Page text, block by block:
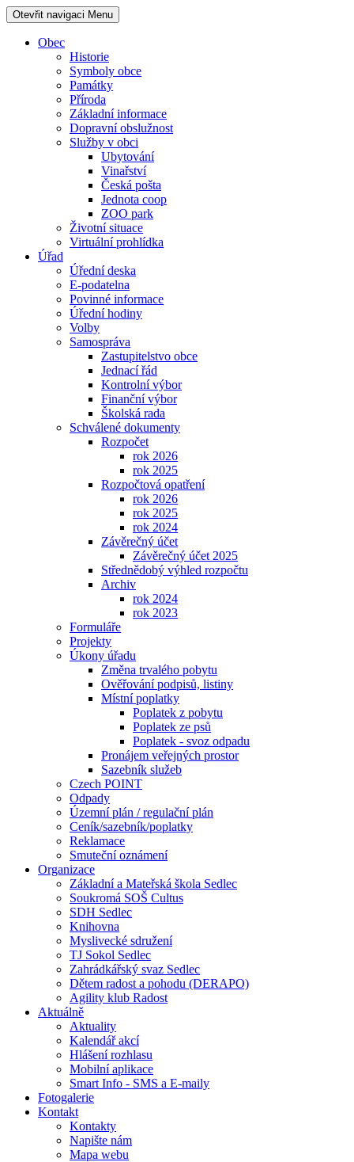
Otevřit navigaci Menu
Obec
Historie
Symboly obce
Památky
Příroda
Základní informace
Dopravní obslužnost
Služby v obci
Ubytování
Vinařství
Česká pošta
Jednota coop
ZOO park
Životní situace
Virtuální prohlídka
Úřad
Úřední deska
E-podatelna
Povinné informace
Úřední hodiny
Volby
Samospráva
Zastupitelstvo obce
Jednací řád
Kontrolní výbor
Finanční výbor
Školská rada
Schválené dokumenty
Rozpočet
rok 2026
rok 2025
Rozpočtová opatření
rok 2026
rok 2025
rok 2024
Závěrečný účet
Závěrečný účet 2025
Střednědobý výhled rozpočtu
Archiv
rok 2024
rok 2023
Formuláře
Projekty
Úkony úřadu
Změna trvalého pobytu
Ověřování podpisů, listiny
Místní poplatky
Poplatek z pobytu
Poplatek ze psů
Poplatek - svoz odpadu
Pronájem veřejných prostor
Sazebník služeb
Czech POINT
Odpady
Územní plán / regulační plán
Ceník/sazebník/poplatky
Reklamace
Smuteční oznámení
Organizace
Základní a Mateřská škola Sedlec
Soukromá SOŠ Cultus
SDH Sedlec
Knihovna
Myslivecké sdružení
TJ Sokol Sedlec
Zahrádkářský svaz Sedlec
Dětem radost a pohodu (DERAPO)
Agility klub Radost
Aktuálně
Aktuality
Kalendář akcí
Hlášení rozhlasu
Mobilní aplikace
Smart Info - SMS a E-maily
Fotogalerie
Kontakt
Kontakty
Napište nám
Mapa webu